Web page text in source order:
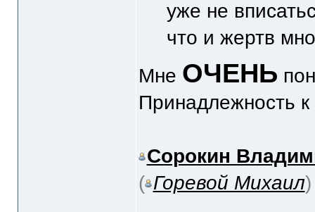
уже не
что и жертв
Мне ОЧЕНЬ
Принадлежность
Сорокин
( Горевой Михаил